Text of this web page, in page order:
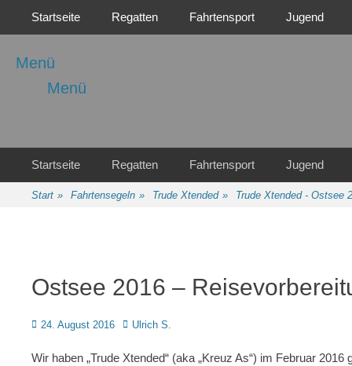
Menü
1921 e.V.
Regattasport und Wasserwandern - Freizeit mit der ganzen Familie
Menü
Primäres Menü
Startseite Regatten Fahrtensport Jugend
Sekundäres Menü
springen
Startseite Regatten Fahrtensport Jugend
Start » Fahrtensegeln » Trude Xtended » Trude Xtended - Ostsee
Ostsee 2016 –
Posted
24. August 2016 Autor
Ulrich S.
Wir haben „Trude Xtended“ (aka „Kreuz As“) im Februar 2016